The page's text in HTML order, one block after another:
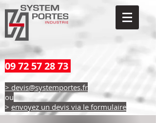
09 72 57 28 73
> devis@systemportes.fr
ou
> envoyez un devis via le formulaire